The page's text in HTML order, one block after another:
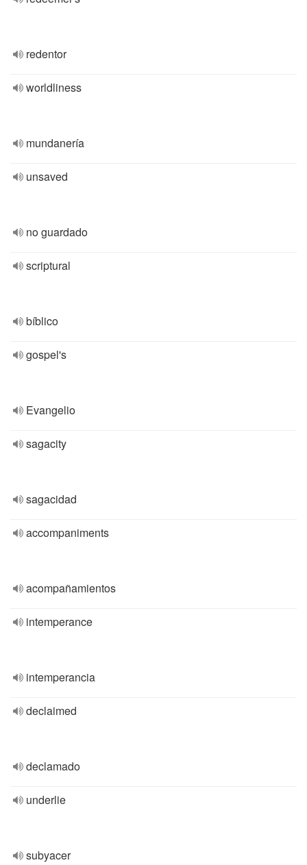
redentor
worldliness
mundanería
unsaved
no guardado
scriptural
bíblico
gospel's
Evangelio
sagacity
sagacidad
accompaniments
acompañamientos
intemperance
intemperancia
declaimed
declamado
underlie
subyacer